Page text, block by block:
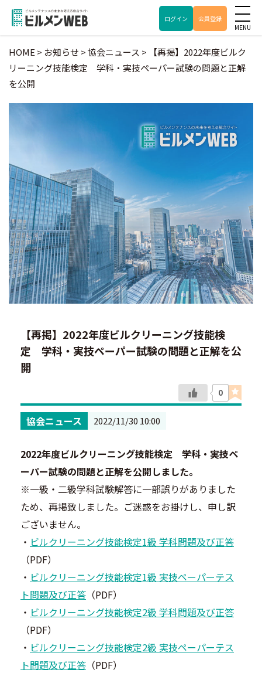
ログイン 会員登録
HOME > お知らせ >協会ニュース >
【再掲】2022年度ビルク
リーニング技能検定 学科・実技ペーパー試験の問題と正解
を公開
【再掲】2022年度ビルクリーニング技能検
定 学科・実技ペーパー試験の問題と正解を公
開
0
協会ニュース 2022/11/30 10:00
2022年度ビルクリーニング技能検定 学科・実技ペ
ーパー試験の問題と正解を公開しました。
※一級・二級学科試験解答に一部誤りがありました
ため、再掲致しました。ご迷惑をお掛けし、申し訳
ございません。
・ ビルクリーニング技能検定1級 学科問題及び正答
（PDF）
・ ビルクリーニング技能検定1級 実技ペーパーテス
ト問題及び正答 （PDF）
・ ビルクリーニング技能検定2級 学科問題及び正答
（PDF）
・ ビルクリーニング技能検定2級 実技ペーパーテス
ト問題及び正答 （PDF）